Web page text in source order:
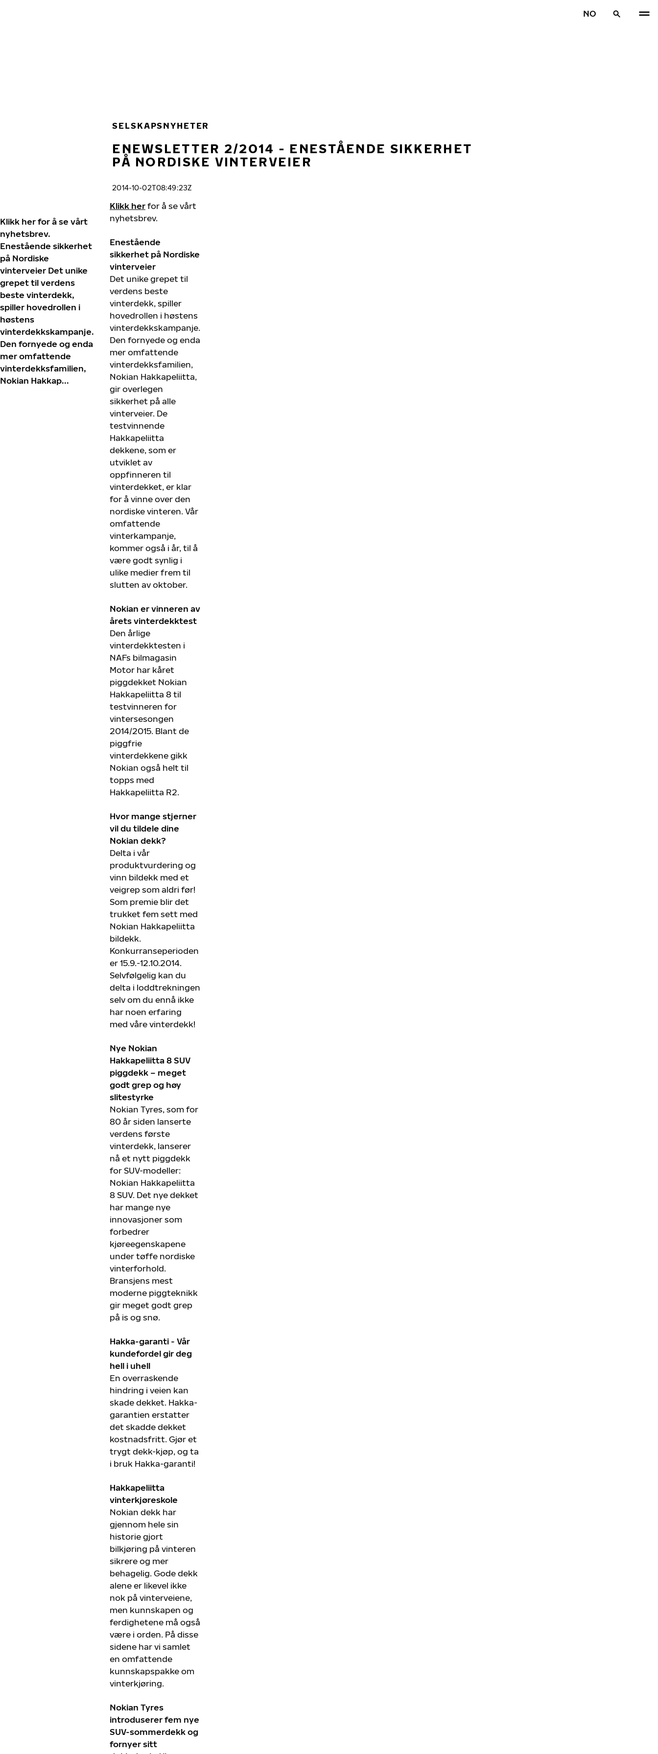
NO
SELSKAPSNYHETER
ENEWSLETTER 2/2014 - ENESTÅENDE SIKKERHET
PÅ NORDISKE VINTERVEIER
2014-10-02T08:49:23Z
Klikk her for å se vårt
nyhetsbrev.
Enestående sikkerhet
på Nordiske
vinterveier Det unike
grepet til verdens
beste vinterdekk,
spiller hovedrollen i
høstens
vinterdekkskampanje.
Den fornyede og enda
mer omfattende
vinterdekksfamilien,
Nokian Hakkap...
Klikk herfor å se vårt
nyhetsbrev.
Enestående
sikkerhet på Nordiske
vinterveier
Det unike grepet til
verdens beste
vinterdekk, spiller
hovedrollen i høstens
vinterdekkskampanje.
Den fornyede og enda
mer omfattende
vinterdekksfamilien,
Nokian Hakkapeliitta,
gir overlegen
sikkerhet på alle
vinterveier. De
testvinnende
Hakkapeliitta
dekkene, som er
utviklet av
oppfinneren til
vinterdekket, er klar
for å vinne over den
nordiske vinteren. Vår
omfattende
vinterkampanje,
kommer også i år, til å
være godt synlig i
ulike medier frem til
slutten av oktober.
Nokian er vinneren av
årets vinterdekktest
Den årlige
vinterdekktesten i
NAFs bilmagasin
Motor har kåret
piggdekket Nokian
Hakkapeliitta 8 til
testvinneren for
vintersesongen
2014/2015. Blant de
piggfrie
vinterdekkene gikk
Nokian også helt til
topps med
Hakkapeliitta R2.
Hvor mange stjerner
vil du tildele dine
Nokian dekk?
Delta i vår
produktvurdering og
vinn bildekk med et
veigrep som aldri før!
Som premie blir det
trukket fem sett med
Nokian Hakkapeliitta
bildekk.
Konkurranseperioden
er 15.9.-12.10.2014.
Selvfølgelig kan du
delta i loddtrekningen
selv om du ennå ikke
har noen erfaring
med våre vinterdekk!
Nye Nokian
Hakkapeliitta 8 SUV
piggdekk – meget
godt grep og høy
slitestyrke
Nokian Tyres, som for
80 år siden lanserte
verdens første
vinterdekk, lanserer
nå et nytt piggdekk
for SUV-modeller:
Nokian Hakkapeliitta
8 SUV. Det nye dekket
har mange nye
innovasjoner som
forbedrer
kjøreegenskapene
under tøffe nordiske
vinterforhold.
Bransjens mest
moderne piggteknikk
gir meget godt grep
på is og snø.
Hakka-garanti - Vår
kundefordel gir deg
hell i uhell
En overraskende
hindring i veien kan
skade dekket. Hakka-
garantien erstatter
det skadde dekket
kostnadsfritt. Gjør et
trygt dekk-kjøp, og ta
i bruk Hakka-garanti!
Hakkapeliitta
vinterkjøreskole
Nokian dekk har
gjennom hele sin
historie gjort
bilkjøring på vinteren
sikrere og mer
behagelig. Gode dekk
alene er likevel ikke
nok på vinterveiene,
men kunnskapen og
ferdighetene må også
være i orden. På disse
sidene har vi samlet
en omfattende
kunnskapspakke om
vinterkjøring.
Nokian Tyres
introduserer fem nye
SUV-sommerdekk og
fornyer sitt